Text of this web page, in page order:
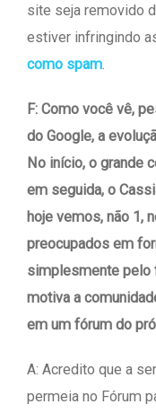
site seja removido
estiver infringindo
como spam
F: Como você vê,
do Google, a
No início, o grande
em seguida, o
hoje vemos, não 1,
preocupados em
simplesmente pelo
motiva a
em um fórum do
A: Acredito que a
permeia no Fórum